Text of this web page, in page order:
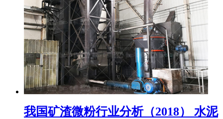
我国矿渣微粉行业分析（2018） 水泥